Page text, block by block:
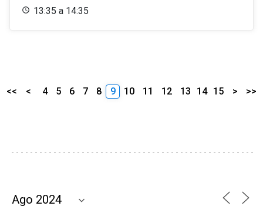
13:35 a 14:35
<< < 4 5 6 7 8 9 10 11 12 13 14 15 > >>